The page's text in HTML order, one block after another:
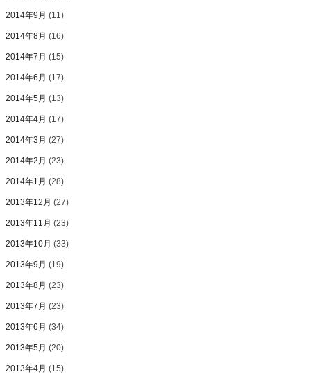
2014年9月 (11)
2014年8月 (16)
2014年7月 (15)
2014年6月 (17)
2014年5月 (13)
2014年4月 (17)
2014年3月 (27)
2014年2月 (23)
2014年1月 (28)
2013年12月 (27)
2013年11月 (23)
2013年10月 (33)
2013年9月 (19)
2013年8月 (23)
2013年7月 (23)
2013年6月 (34)
2013年5月 (20)
2013年4月 (15)